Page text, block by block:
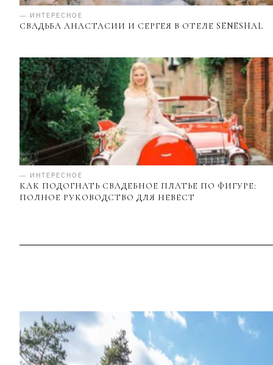
— ИНТЕРЕСНОЕ
СВАДЬБА АНАСТАСИИ И СЕРГЕЯ В ОТЕЛЕ SENESHAL
— ИНТЕРЕСНОЕ
КАК ПОДОГНАТЬ СВАДЕБНОЕ ПЛАТЬЕ ПО ФИГУРЕ:
ПОЛНОЕ РУКОВОДСТВО ДЛЯ НЕВЕСТ